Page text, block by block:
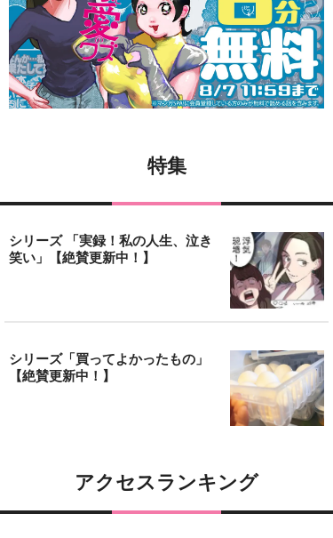
特集
シリーズ 「実録！私の人生、泣き
笑い」【絶賛更新中！】
シリーズ「買ってよかったもの」
【絶賛更新中！】
アクセスランキング